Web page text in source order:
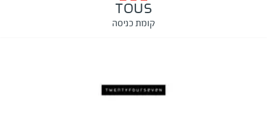
TOUS
קומת כניסה